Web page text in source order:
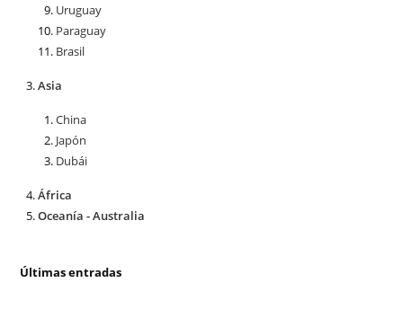
Uruguay
Paraguay
Brasil
Asia
China
Japón
Dubái
África
Oceanía - Australia
Últimas entradas